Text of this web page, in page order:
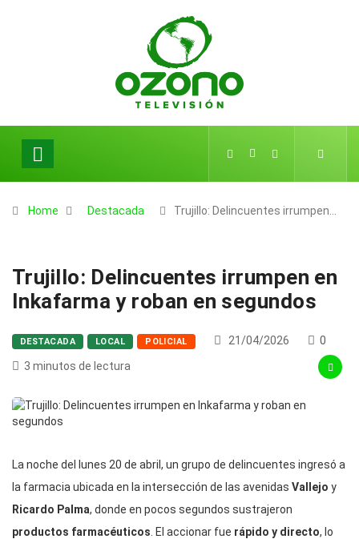
Home Destacada Trujillo: Delincuentes irrumpen…
Trujillo: Delincuentes irrumpen en
Inkafarma y roban en segundos
DESTACADA LOCAL POLICIAL 21/04/2026
0
3 minutos de lectura
La noche del lunes 20 de abril, un grupo de delincuentes ingresó a
la farmacia ubicada en la intersección de las avenidas Vallejo y
Ricardo Palma, donde en pocos segundos sustrajeron
productos farmacéuticos . El accionar fue rápido y directo, lo